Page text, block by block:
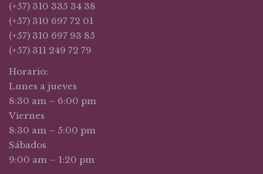
(+57) 310 335 34 38
(+57) 310 697 72 01
(+57) 310 697 93 85
(+57) 311 249 72 79
Horario:
Lunes a jueves
8:30 am – 6:00 pm
Viernes
8:30 am – 5:00 pm
Sábados
9:00 am – 1:20 pm